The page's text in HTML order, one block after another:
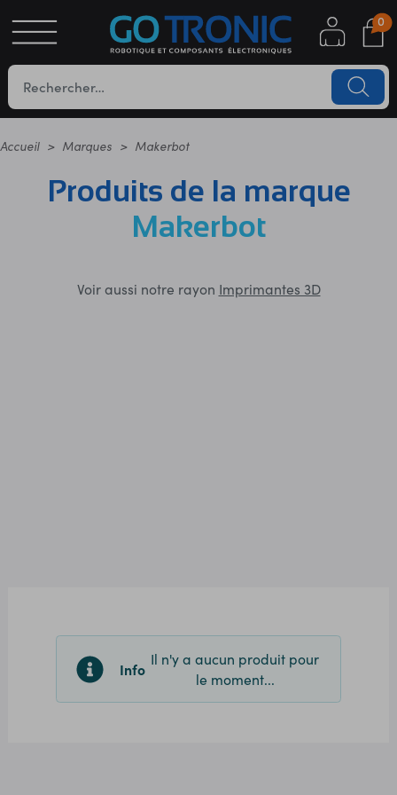
0
Accueil Marques Makerbot
Produits de la marque
Makerbot
Voir aussi notre rayon Imprimantes 3D
Info Il n'y a aucun produit pour
le moment...